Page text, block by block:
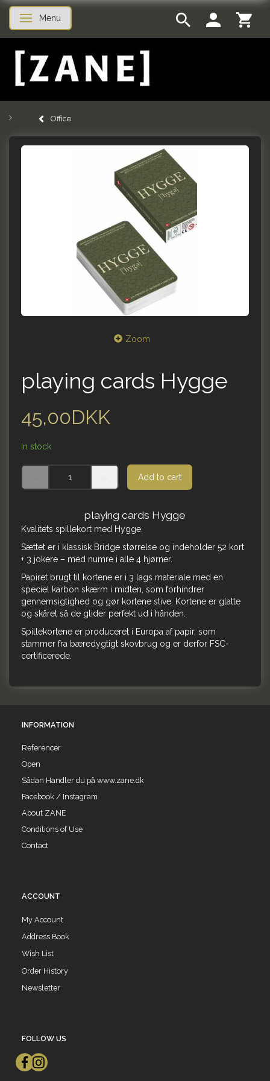
Toggle navigation
Menu
Office
Zoom
playing cards Hygge
45,00DKK
In stock
Add to cart
playing cards Hygge
Kvalitets spillekort med Hygge.
Sættet er i klassisk Bridge størrelse og indeholder 52 kort
+ 3 jokere – med numre i alle 4 hjørner.
Papiret brugt til kortene er i 3 lags materiale med en
speciel karbon skærm i midten, som forhindrer
gennemsigtighed og gør kortene stive. Kortene er glatte
og skåret så de glider perfekt ud i hånden.
Spillekortene er produceret i Europa af papir, som
stammer fra bæredygtigt skovbrug og er derfor FSC-
certificerede.
INFORMATION
Referencer
Open
Sådan Handler du på www.zane.dk
Facebook / Instagram
About ZANE
Conditions of Use
Contact
ACCOUNT
My Account
Address Book
Wish List
Order History
Newsletter
FOLLOW US